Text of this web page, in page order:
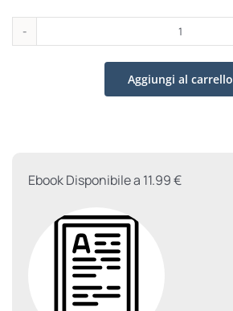
Il
bambino
di
Aggiungi al carrello
Ebook Disponibile a 11.99 €